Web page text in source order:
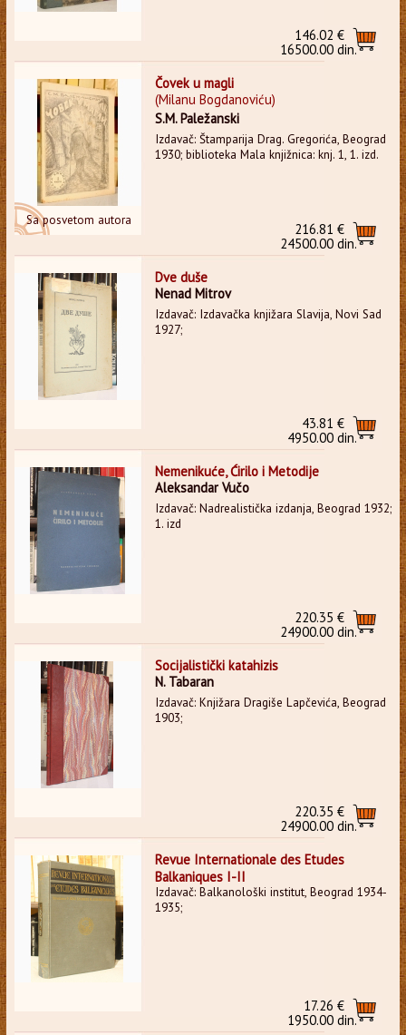
146.02 €
16500.00 din.
Čovek u magli
(Milanu Bogdanoviću)
S.M. Paležanski
Sa posvetom autora
Izdavač: Štamparija Drag. Gregorića, Beograd
1930; biblioteka Mala knjižnica: knj. 1, 1. izd.
216.81 €
24500.00 din.
Dve duše
Nenad Mitrov
Izdavač: Izdavačka knjižara Slavija, Novi Sad
1927;
43.81 €
4950.00 din.
Nemenikuće, Ćirilo i Metodije
Aleksandar Vučo
Izdavač: Nadrealistička izdanja, Beograd 1932;
1. izd
220.35 €
24900.00 din.
Socijalistički katahizis
N. Tabaran
Izdavač: Knjižara Dragiše Lapčevića, Beograd
1903;
220.35 €
24900.00 din.
Revue Internationale des Etudes
Balkaniques I-II
Izdavač: Balkanološki institut, Beograd 1934-
1935;
17.26 €
1950.00 din.